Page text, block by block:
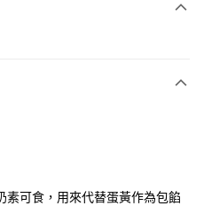
素可食，用來代替蛋黃作為包餡